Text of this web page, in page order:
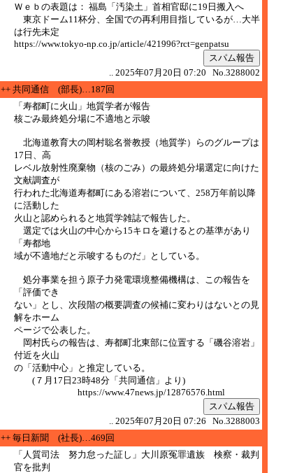
Ｗｅｂの表題は： 福島「汚染土」首相官邸に19日搬入へ
東京ドーム11杯分、全国での再利用目指しているが…大半
は行先未定
https://www.tokyo-np.co.jp/article/421996?rct=genpatsu
スパム報告
.. 2025年07月20日 07:20 No.3288002
++ 共同通信 (部長)…187回
「寿都町に火山」地質学者が報告
核ごみ最終処分場に不適地と示唆
北海道教育大の岡村聡名誉教授（地質学）らのグループは
17日、高
レベル放射性廃棄物（核のごみ）の最終処分場選定に向けた
文献調査が
行われた北海道寿都町にある溶岩について、258万年前以降
に活動した
火山と認められると地質学雑誌で報告した。
選定では火山の中心から15キロを避けるとの基準があり
「寿都地
域が不適地だと示唆するものだ」としている。
処分事業を担う原子力発電環境整備機構は、この報告を
「評価でき
ない」とし、次段階の概要調査の候補に変わりはないとの見
解をホーム
ページで公表した。
岡村氏らの報告は、寿都町北東部に位置する「磯谷溶岩」
付近を火山
の「活動中心」と推定している。
(７月17日23時48分「共同通信」より)
https://www.47news.jp/12876576.html
スパム報告
.. 2025年07月20日 07:26 No.3288003
++ 毎日新聞 (社長)…469回
「人質司法 努力怠った証し」大川原冤罪遺族 検察・裁判
官を批判